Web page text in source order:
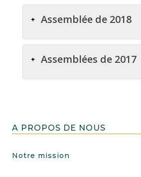
Assemblée de 2018
Assemblées de 2017
A PROPOS DE NOUS
Notre mission